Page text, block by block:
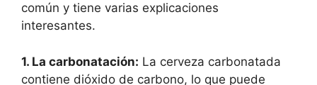
común y tiene varias explicaciones
interesantes.
1. La carbonatación: La cerveza carbonatada
contiene dióxido de carbono, lo que puede